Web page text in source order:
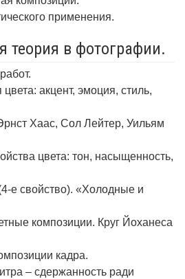
применения.
теория в фотографии.
акцент, эмоция, стиль,
Хаас, Сол Лейтер, Уильям
цвета: тон, насыщенность,
е свойство). «Холодные и
композиции. Круг Йоханеса
кадра.
– сдержанность ради